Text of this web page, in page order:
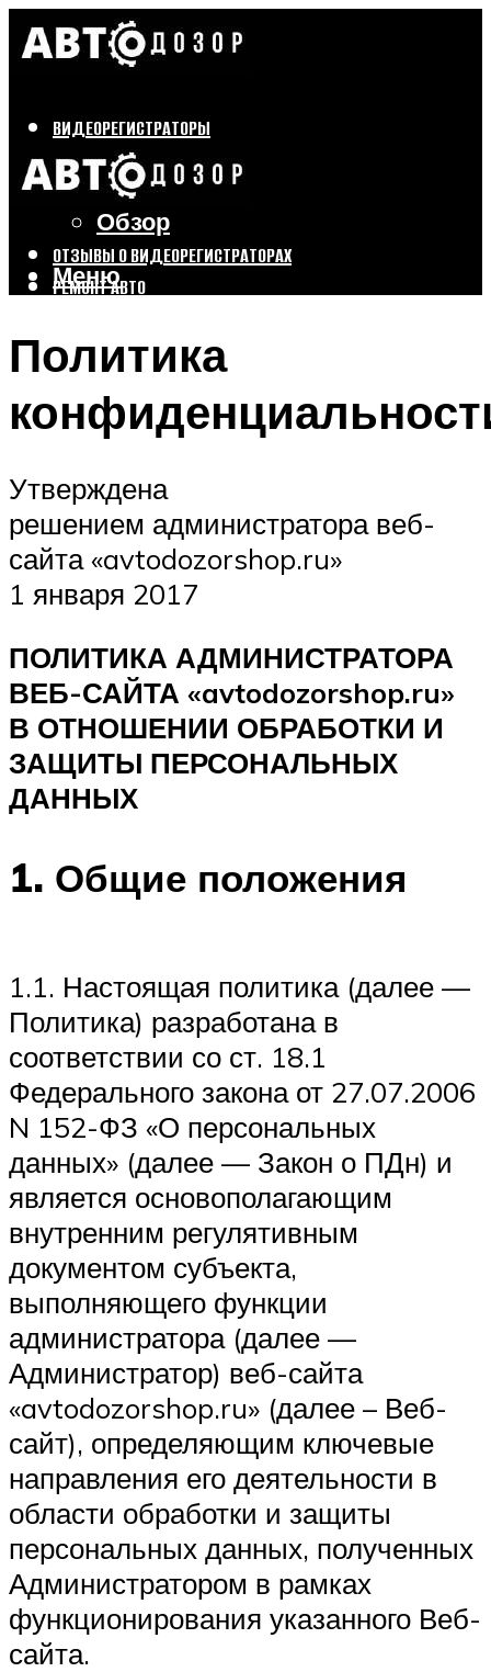
ВИДЕОРЕГИСТРАТОРЫ
Бренды
Выбор
Обзор
ОТЗЫВЫ О ВИДЕОРЕГИСТРАТОРАХ
РЕМОНТ АВТО
Меню
Меню
Политика
Утверждена
решением администратора веб-
сайта «avtodozorshop.ru»
1 января 2017
ПОЛИТИКА АДМИНИСТРАТОРА
ВЕБ-САЙТА «avtodozorshop.ru»
В ОТНОШЕНИИ ОБРАБОТКИ И
ЗАЩИТЫ ПЕРСОНАЛЬНЫХ
ДАННЫХ
1. Общие положения
1.1. Настоящая политика (далее —
Политика) разработана в
соответствии со ст. 18.1
Федерального закона от 27.07.2006
N 152-ФЗ «О персональных
данных» (далее — Закон о ПДн) и
является основополагающим
внутренним регулятивным
документом субъекта,
выполняющего функции
администратора (далее —
Администратор) веб-сайта
«avtodozorshop.ru» (далее – Веб-
сайт), определяющим ключевые
направления его деятельности в
области обработки и защиты
персональных данных, полученных
Администратором в рамках
функционирования указанного Веб-
сайта.